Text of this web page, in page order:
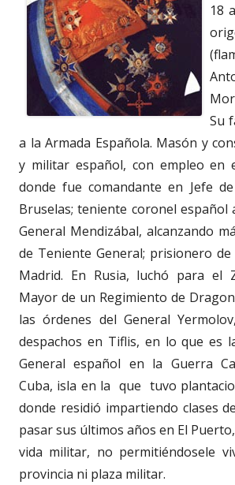
18
Su
a la Armada Española. Masón y
y militar español, con empleo en
donde fue comandante en Jefe
Bruselas; teniente coronel español
General Mendizábal, alcanzando
de Teniente General; prisionero
Madrid. En Rusia, luchó para el
Mayor de un Regimiento de
las órdenes del General
despachos en Tiflis, en lo que es
General español en la Guerra
Cuba, isla en la que tuvo
donde residió impartiendo clases
pasar sus últimos años en El
vida militar, no permitiéndosele
provincia ni plaza militar.